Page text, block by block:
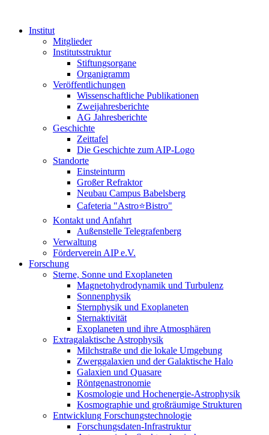
Institut
Mitglieder
Institutsstruktur
Stiftungsorgane
Organigramm
Veröffentlichungen
Wissenschaftliche Publikationen
Zweijahresberichte
AG Jahresberichte
Geschichte
Zeittafel
Die Geschichte zum AIP-Logo
Standorte
Einsteinturm
Großer Refraktor
Neubau Campus Babelsberg
Cafeteria "Astro⭐Bistro"
Kontakt und Anfahrt
Außenstelle Telegrafenberg
Verwaltung
Förderverein AIP e.V.
Forschung
Sterne, Sonne und Exoplaneten
Magnetohydrodynamik und Turbulenz
Sonnenphysik
Sternphysik und Exoplaneten
Sternaktivität
Exoplaneten und ihre Atmosphären
Extragalaktische Astrophysik
Milchstraße und die lokale Umgebung
Zwerggalaxien und der Galaktische Halo
Galaxien und Quasare
Röntgenastronomie
Kosmologie und Hochenergie-Astrophysik
Kosmographie und großräumige Strukturen
Entwicklung Forschungstechnologie
Forschungsdaten-Infrastruktur